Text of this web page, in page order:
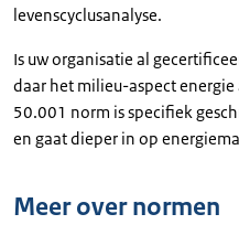
levenscyclusanalyse.
Is uw organisatie al
daar het milieu-aspect
50.001 norm is specifiek
en gaat dieper in op
Meer over normen